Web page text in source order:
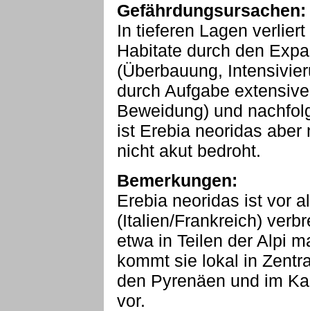
Gefährdungsursachen:
In tieferen Lagen
Habitate durch den
(Überbauung,
durch Aufgabe
Beweidung) und
ist Erebia neoridas aber
nicht akut bedroht.
Bemerkungen:
Erebia neoridas ist vor
(Italien/Frankreich)
etwa in Teilen der Alpi
kommt sie lokal in
den Pyrenäen und im
vor.